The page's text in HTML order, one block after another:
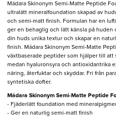
Mádara Skinonym Semi-Matte Peptide
ultralätt mineralfoundation skapad av
och semi-matt finish. Formulan har en
ger en behaglig och lätt känsla på huden
din huds unika textur och skapar en
finish. Mádara Skinonym Semi-Matte
växtbaserade peptider som hjälper till
medan hyaluronsyra och antioxidantrika
näring, återfuktar och skyddar. Fri från
syntetiska dofter.
Mádara Skinonym Semi-Matte Peptide
- Fjäderlätt foundation med
- Ger en naturlig semi-matt finish